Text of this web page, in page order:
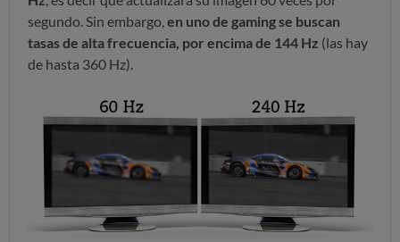
segundo. Sin embargo, en uno de gaming se buscan
tasas de alta frecuencia, por encima de 144 Hz (las hay
de hasta 360 Hz).